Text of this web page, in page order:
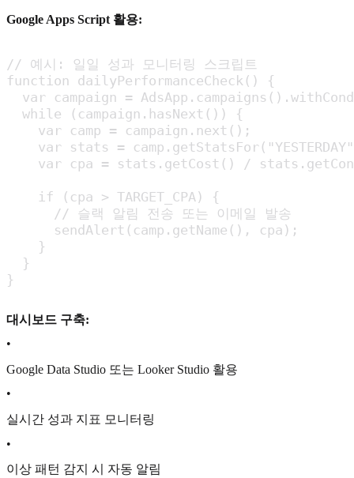
Google Apps Script 활용:
// 예시: 일일 성과 모니터링 스크립트
function dailyPerformanceCheck() {
var campaign =
  while (campaign.hasNext()) {
    var camp = campaign.next();
var stats =
var cpa = stats.getCost() /
    if (cpa > TARGET_CPA) {
      // 슬랙 알림 전송 또는 이메일 발송
      sendAlert(camp.getName(), cpa);
    }
  }
}
대시보드 구축:
•
Google Data Studio 또는 Looker Studio 활용
•
실시간 성과 지표 모니터링
•
이상 패턴 감지 시 자동 알림